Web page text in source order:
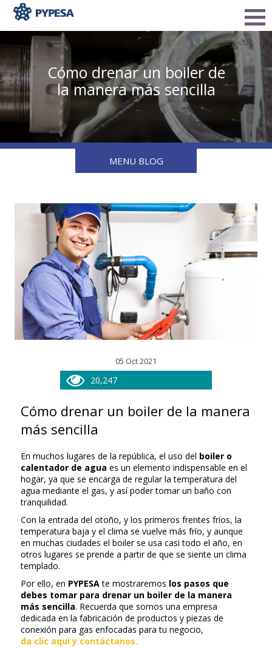
Cómo drenar un boiler de
la manera más sencilla
MENU BLOG
05 Oct 2021
20,247
Cómo drenar un boiler de la manera
más sencilla
En muchos lugares de la república, el uso del boiler o
calentador de agua es un elemento indispensable en el
hogar, ya que se encarga de regular la temperatura del
agua mediante el gas, y así poder tomar un baño con
tranquilidad.
Con la entrada del otoño, y los primeros frentes fríos, la
temperatura baja y el clima se vuelve más frío, y aunque
en muchas ciudades el boiler se usa casi todo el año, en
otros lugares se prende a partir de que se siente un clima
templado.
Por ello, en PYPESAte mostraremos los pasos que
debes tomar para drenar un boiler de la manera
más sencilla. Recuerda que somos una empresa
dedicada en la fabricación de productos y piezas de
conexión para gas enfocadas para tu negocio,
da clic aquí y contáctanos.